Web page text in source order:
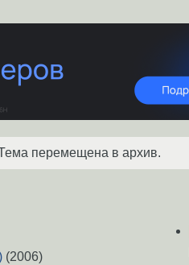
перемещена в архив.
(2006)